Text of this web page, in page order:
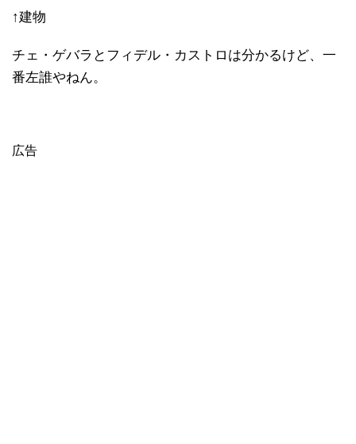
↑建物
チェ・ゲバラとフィデル・カストロは分かるけど、一
番左誰やねん。
広告